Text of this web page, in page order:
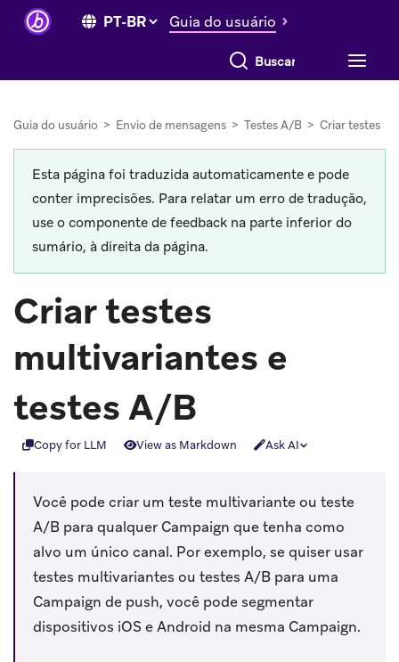
Guia do usuário
Buscar tudo
Guia do usuário > Envio de mensagens > Testes A/B > Criar testes
Esta página foi traduzida automaticamente e pode
conter imprecisões. Para relatar um erro de tradução,
use o componente de feedback na parte inferior do
sumário, à direita da página.
Criar testes
multivariantes e
testes A/B
Copy for LLM View as Markdown Ask AI
Você pode criar um teste multivariante ou teste
A/B para qualquer Campaign que tenha como
alvo um único canal. Por exemplo, se quiser usar
testes multivariantes ou testes A/B para uma
Campaign de push, você pode segmentar
dispositivos iOS e Android na mesma Campaign.